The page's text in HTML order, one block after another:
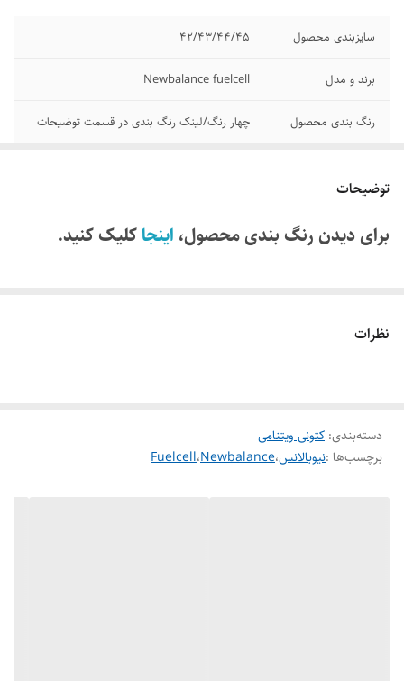
سایزبندی محصول ۴۲/۴۳/۴۴/۴۵
برند و مدل Newbalance fuelcell
رنگ بندی محصول چهار رنگ/لینک رنگ بندی در قسمت توضیحات
وضعیت کارکرد نو اکبند
توضیحات
برای دیدن رنگ بندی محصول، اینجاکلیک کنید.
نظرات
دسته‌بندی: کتونی ویتنامی
برچسب‌ها :نیوبالانس،Newbalance،Fuelcell